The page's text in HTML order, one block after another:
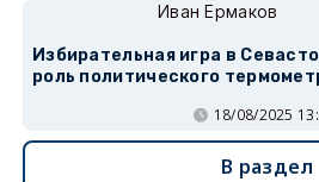
Иван Ермаков
Избирательная игра в
роль политического
18/08/2025
В раздел